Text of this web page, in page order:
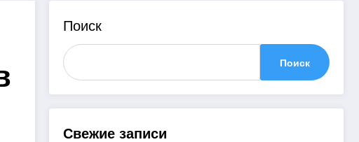
Поиск
Поиск
Свежие записи